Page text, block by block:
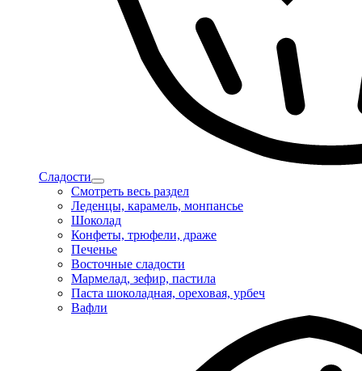
Сладости
Смотреть весь раздел
Леденцы, карамель, монпансье
Шоколад
Конфеты, трюфели, драже
Печенье
Восточные сладости
Мармелад, зефир, пастила
Паста шоколадная, ореховая, урбеч
Вафли